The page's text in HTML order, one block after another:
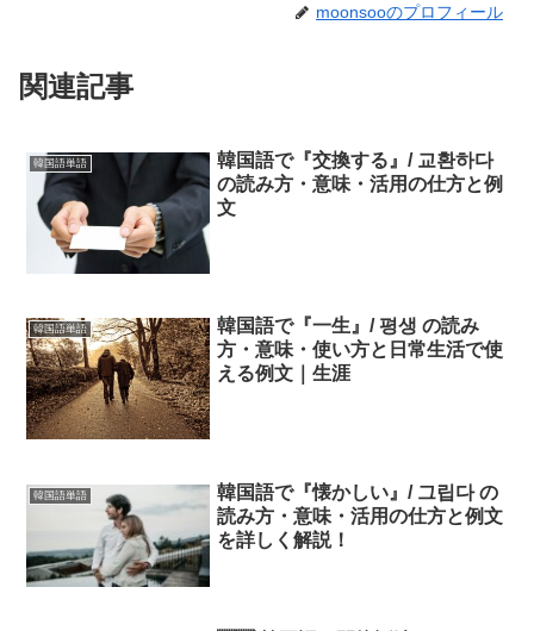
moonsooのプロフィール
関連記事
韓国語単語
韓国語で『交換する』/ 교환하다
の読み方・意味・活用の仕方と例
文
韓国語単語
韓国語で『一生』/ 평생 の読み
方・意味・使い方と日常生活で使
える例文｜生涯
韓国語単語
韓国語で『懐かしい』/ 그립다 の
読み方・意味・活用の仕方と例文
を詳しく解説！